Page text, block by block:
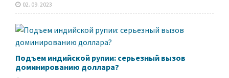
02. 09. 2023
Подъем индийской рупии: серьезный вызов
доминированию доллара?